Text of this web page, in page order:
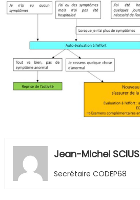
Jean-Michel SCIUS
Secrétaire CODEP68